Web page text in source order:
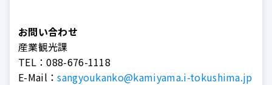
お問い合わせ
産業観光課
TEL：088-676-1118
E-Mail：sangyoukanko@kamiyama.i-tokushima.jp